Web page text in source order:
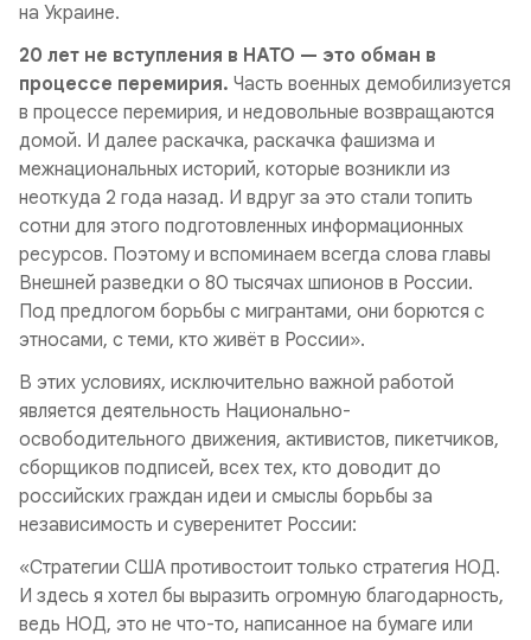
на Украине.
20 лет не вступления в НАТО — это обман в
процессе перемирия. Часть военных демобилизуется
в процессе перемирия, и недовольные возвращаются
домой. И далее раскачка, раскачка фашизма и
межнациональных историй, которые возникли из
неоткуда 2 года назад. И вдруг за это стали топить
сотни для этого подготовленных информационных
ресурсов. Поэтому и вспоминаем всегда слова главы
Внешней разведки о 80 тысячах шпионов в России.
Под предлогом борьбы с мигрантами, они борются с
этносами, с теми, кто живёт в России».
В этих условиях, исключительно важной работой
является деятельность Национально-
освободительного движения, активистов, пикетчиков,
сборщиков подписей, всех тех, кто доводит до
российских граждан идеи и смыслы борьбы за
независимость и суверенитет России:
«Стратегии США противостоит только стратегия НОД.
И здесь я хотел бы выразить огромную благодарность,
ведь НОД, это не что-то, написанное на бумаге или